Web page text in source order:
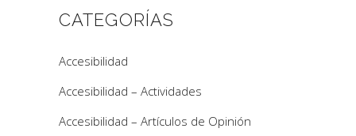
CATEGORÍAS
Accesibilidad
Accesibilidad – Actividades
Accesibilidad – Artículos de Opinión